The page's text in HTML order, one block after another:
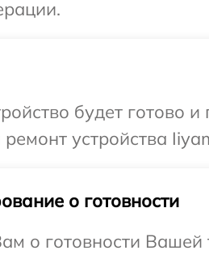
будет
устройства
о готовности
о готовности Вашей